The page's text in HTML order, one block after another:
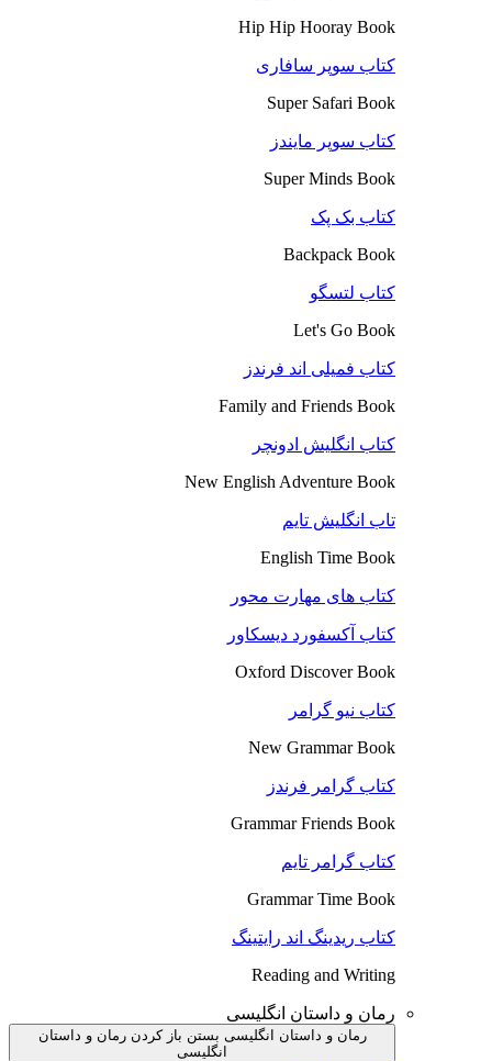
Hip Hip Hooray Book
کتاب سوپر سافاری
Super Safari Book
کتاب سوپر مایندز
Super Minds Book
کتاب بک پک
Backpack Book
کتاب لتسگو
Let's Go Book
کتاب فمیلی اند فرندز
Family and Friends Book
کتاب انگلیش ادونچر
New English Adventure Book
تاب انگلیش تایم
English Time Book
کتاب های مهارت محور
کتاب آکسفورد دیسکاور
Oxford Discover Book
کتاب نیو گرامر
New Grammar Book
کتاب گرامر فرندز
Grammar Friends Book
کتاب گرامر تایم
Grammar Time Book
کتاب ریدینگ اند رایتینگ
Reading and Writing
رمان و داستان انگلیسی
رمان و داستان انگلیسی بستن باز کردن رمان و داستان
انگلیسی